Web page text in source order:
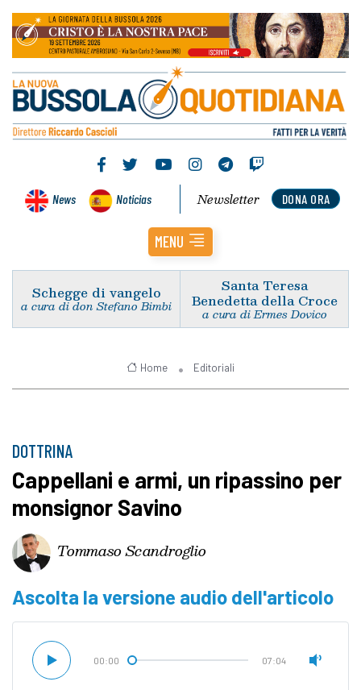
News Noticias DONA ORA
Newsletter
MENU
Schegge di vangelo
a cura di don Stefano Bimbi
Santa Teresa
Benedetta della Croce
a cura di Ermes Dovico
Home Editoriali
DOTTRINA
Cappellani e armi, un ripassino per
monsignor Savino
Tommaso Scandroglio
Ascolta la versione audio dell'articolo
00:00 07:04